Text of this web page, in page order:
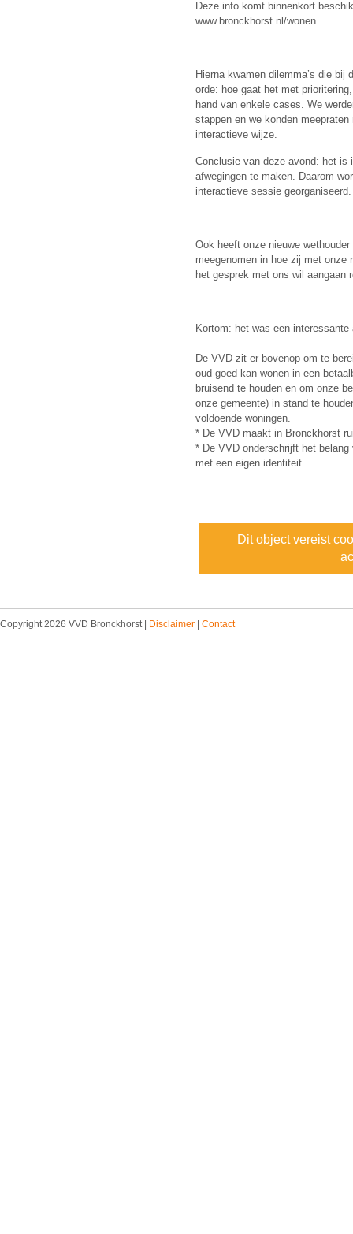
Deze info komt binnenkort
www.bronckhorst.nl/wonen.
Hierna kwamen dilemma’s die bij
orde: hoe gaat het met
hand van enkele cases. We
stappen en we konden
interactieve wijze.
Conclusie van deze avond: het is
afwegingen te maken. Daarom
interactieve sessie georganiseerd.
Ook heeft onze nieuwe
meegenomen in hoe zij met onze
het gesprek met ons wil aangaan
Kortom: het was een
De VVD zit er bovenop om te
oud goed kan wonen in een
bruisend te houden en om onze
onze gemeente) in stand te
voldoende woningen.
* De VVD maakt in Bronckhorst
* De VVD onderschrijft het
met een eigen identiteit.
Dit object vereist
Copyright 2026 VVD Bronckhorst | Disclaimer Contact